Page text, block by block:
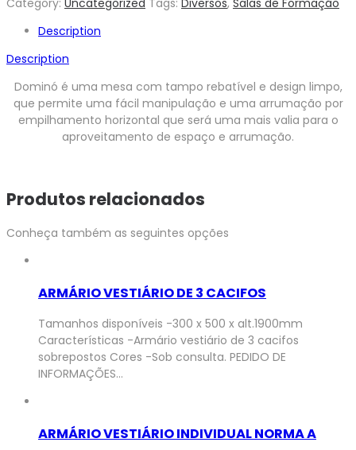
Description
Description
Dominó é uma mesa com tampo rebatível e design limpo,
que permite uma fácil manipulação e uma arrumação por
empilhamento horizontal que será uma mais valia para o
aproveitamento de espaço e arrumação.
Produtos relacionados
Conheça também as seguintes opções
ARMÁRIO VESTIÁRIO DE 3 CACIFOS
Tamanhos disponíveis -300 x 500 x alt.1900mm
Características -Armário vestiário de 3 cacifos
sobrepostos Cores -Sob consulta. PEDIDO DE
INFORMAÇÕES…
ARMÁRIO VESTIÁRIO INDIVIDUAL NORMA A